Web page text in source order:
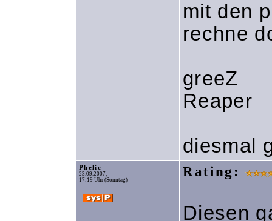
mit den
rechne
greeZ
Reaper
diesmal
Phelic
23.09.2007,
17:19 Uhr (Sonntag)
Rating:
Diesen